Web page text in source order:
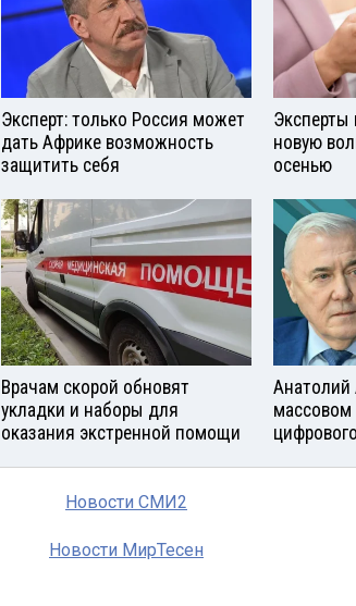
Эксперт: только Россия может
дать Африке возможность
защитить себя
Эксперты
новую
осенью
Врачам скорой обновят
укладки и наборы для
оказания экстренной помощи
Анатолий
массовом
Новости СМИ2
Новости МирТесен